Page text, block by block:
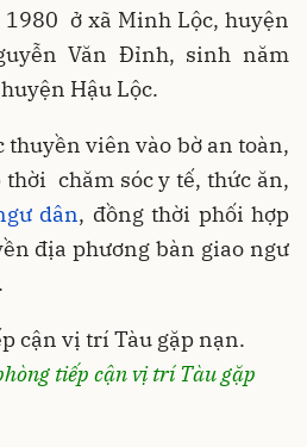
ở xã Minh Lộc, huyện
Văn Đỉnh, sinh năm
Hậu Lộc.
thuyền viên vào bờ an toàn,
chăm sóc y tế, thức ăn,
dân, đồng thời phối hợp
địa phương bàn giao ngư
tiếp cận vị trí Tàu gặp